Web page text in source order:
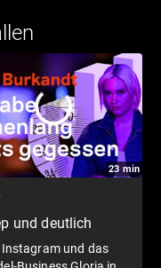
23 min
und deutlich
Instagram und das